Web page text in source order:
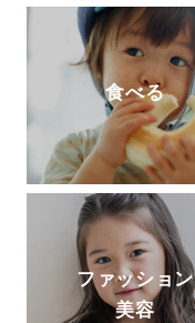
食べる
ファッション
美容